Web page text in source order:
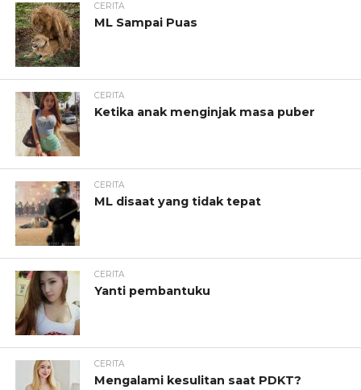
CERITA
ML Sampai Puas
CERITA
Ketika anak menginjak masa puber
CERITA
ML disaat yang tidak tepat
CERITA
Yanti pembantuku
CERITA
Mengalami kesulitan saat PDKT?